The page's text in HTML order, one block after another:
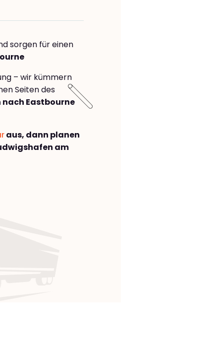
sorgen für einen
– wir kümmern
Seiten des
nach Eastbourne
aus, dann planen
am